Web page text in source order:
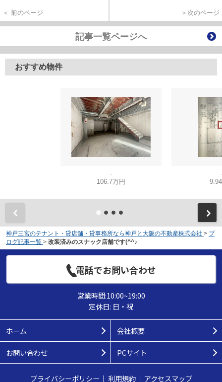
＜ 前のページ ＞次のページ
記事一覧ページへ
おすすめ物件
-
106.7万円
神戸三宮のテナント・貸店舗・貸事務所なら神戸と大阪の不動産株式会社 > ブ
ログ記事一覧 > 改装済みのスナック店舗です(^^♪
電話でお問い合わせ
営業時間:10:00~19:00
定休日: 日・祝
ホーム 会社概要
お問い合わせ PCサイト
プライバシーポリシー ｜ 利用規約｜ アクセスマップ